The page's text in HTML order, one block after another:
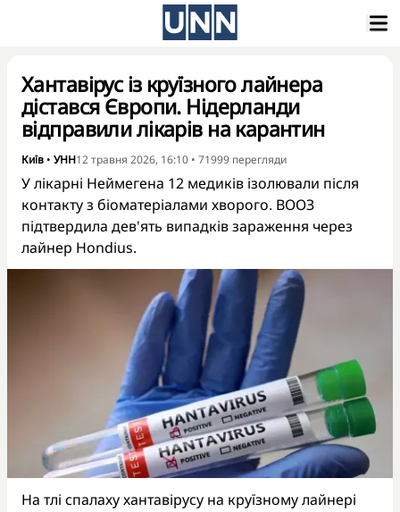
Хантавірус із круїзного лайнера
дістався Європи. Нідерланди
відправили лікарів на карантин
Київ • УНН12 травня 2026, 16:10 • 71999 перегляди
У лікарні Неймегена 12 медиків ізолювали після
контакту з біоматеріалами хворого. ВООЗ
підтвердила дев'ять випадків зараження через
лайнер Hondius.
На тлі спалаху хантавірусу на круїзному лайнері